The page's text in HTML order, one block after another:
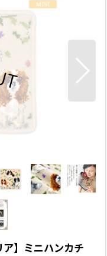
】ミニハンカチ